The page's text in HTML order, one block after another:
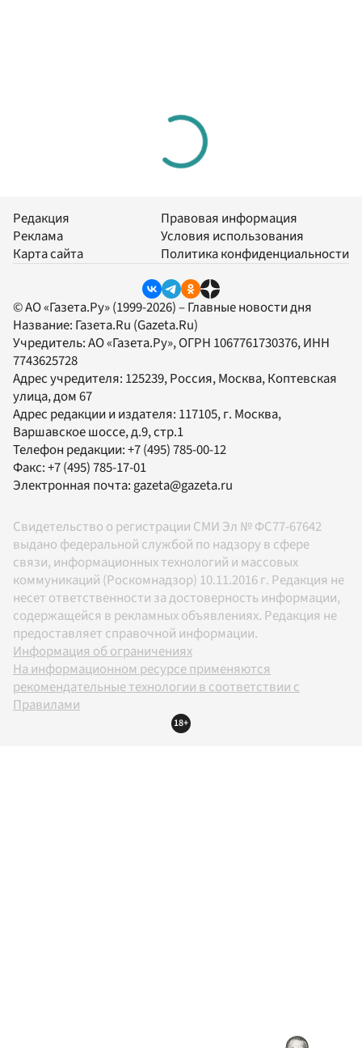
Редакция
Реклама
Карта сайта
Правовая информация
Условия использования
Политика конфиденциальности
© АО «Газета.Ру» (1999-2026) – Главные новости дня
Название: Газета.Ru (Gazeta.Ru)
Учредитель:АО «Газета.Ру», ОГРН 1067761730376, ИНН
7743625728
Адрес учредителя: 125239, Россия, Москва, Коптевская
улица, дом 67
Адрес редакции и издателя: 117105, г. Москва,
Варшавское шоссе, д.9, стр.1
Телефон редакции:+7 (495) 785-00-12
Факс:+7 (495) 785-17-01
Электронная почта:gazeta@gazeta.ru
Свидетельство о регистрации СМИ Эл № ФС77-67642
выдано федеральной службой по надзору в сфере
связи, информационных технологий и массовых
коммуникаций (Роскомнадзор) 10.11.2016 г. Редакция не
несет ответственности за достоверность информации,
содержащейся в рекламных объявлениях. Редакция не
предоставляет справочной информации.
Информация об ограничениях
На информационном ресурсе применяются
рекомендательные технологии в соответствии с
Правилами
18+